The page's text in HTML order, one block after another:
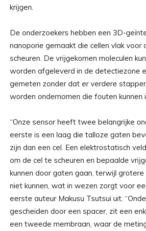
krijgen.
De onderzoekers hebben een 3D-
nanoporie gemaakt die cellen vlak voor
scheuren. De vrijgekomen moleculen
worden afgeleverd in de detectiezone
gemeten zonder dat er verdere
worden ondernomen die fouten kunnen
“Onze sensor heeft twee belangrijke
eerste is een laag die talloze gaten
zijn dan een cel. Een elektrostatisch
om de cel te scheuren en bepaalde
kunnen door gaten gaan, terwijl
niet kunnen, wat in wezen zorgt voor
eerste auteur Makusu Tsutsui uit.
gescheiden door een spacer, zit een
een tweede membraan, waar de